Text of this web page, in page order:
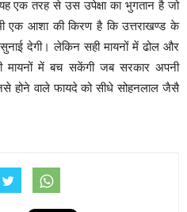
एक तरह से उस उपेक्षा का भुगतान है जो
एक आशा की किरण है कि उत्तराखण्ड के
देगी। लेकिन सही मायनों में ढोल और
मायनों में बच सकेंगी जब सरकार अपनी
होने वाले फायदे को सीधे सोहनलाल जैसै